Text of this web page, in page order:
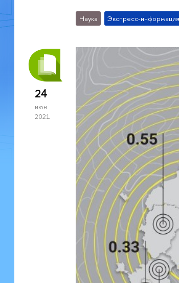
Наука Экспресс-информация
24
июн
2021